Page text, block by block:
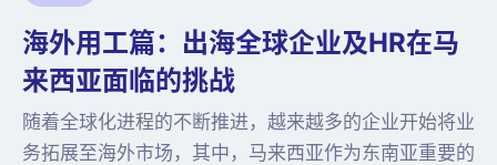
海外用工篇：出海全球企业及HR在马
来西亚面临的挑战
随着全球化进程的不断推进，越来越多的企业开始将业
务拓展至海外市场，其中，马来西亚作为东南亚重要的